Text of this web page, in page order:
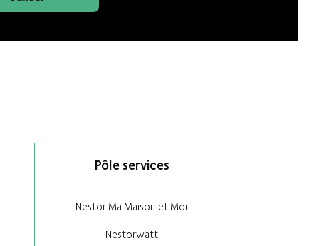
Pôle services
Nestor Ma Maison et Moi
Nestorwatt